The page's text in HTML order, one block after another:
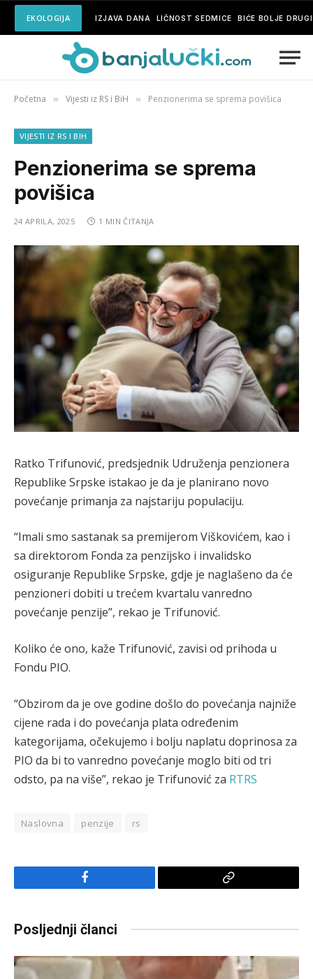
EKOLOGIJA IZJAVA DANA LIČNOST SEDMICE BIĆE BOLJE
Početna » Vijesti iz RS i BiH » Penzionerima se sprema povišica
VIJESTI IZ RS I BIH
Penzionerima se sprema
povišica
24 APRILA, 2025 1 MIN ČITANJA
Ratko Trifunović, predsjednik Udruženja penzionera
Republike Srpske istakao je da je planirano novo
povećanje primanja za najstariju populaciju.
“Imali smo sastanak sa premijerom Viškovićem, kao i
sa direktorom Fonda za penzijsko i invalidsko
osiguranje Republike Srpske, gdje je naglašeno da će
penzioneri dobiti u trećem kvartalu vanredno
povećanje penzije”, rekao je Trifunović.
Koliko će ono, kaže Trifunović, zavisi od prihoda u
Fondu PIO.
“Obzirom da je ove godine došlo do povećanja najniže
cijene rada i do povećanja plata određenim
kategorijama, očekujemo i bolju naplatu doprinosa za
PIO da bi to vanredno povećanje moglo biti od tri
odsto, pa na više”, rekao je Trifunović za RTRS
Naslovna penzije rs
Facebook
Copy
Posljednji članci